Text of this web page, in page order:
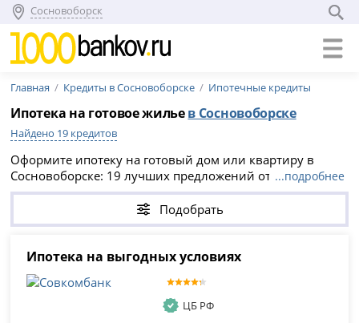
Сосновоборск
Главная Кредиты в Сосновоборске Ипотечные кредиты
Ипотека на готовое жильев Сосновоборске
Найдено 19 кредитов
Оформите ипотеку на готовый дом или квартиру в
Сосновоборске: 19 лучших предложений от банков с
онлайн заявкой. Условия получения ипотеки на готовое
жилье в 2026 году - процентные ставки, сроки,
максимальная сумма. Можно купить квартиру на
...подробнее
Подобрать
Ипотека на выгодных условиях
ЦБ РФ